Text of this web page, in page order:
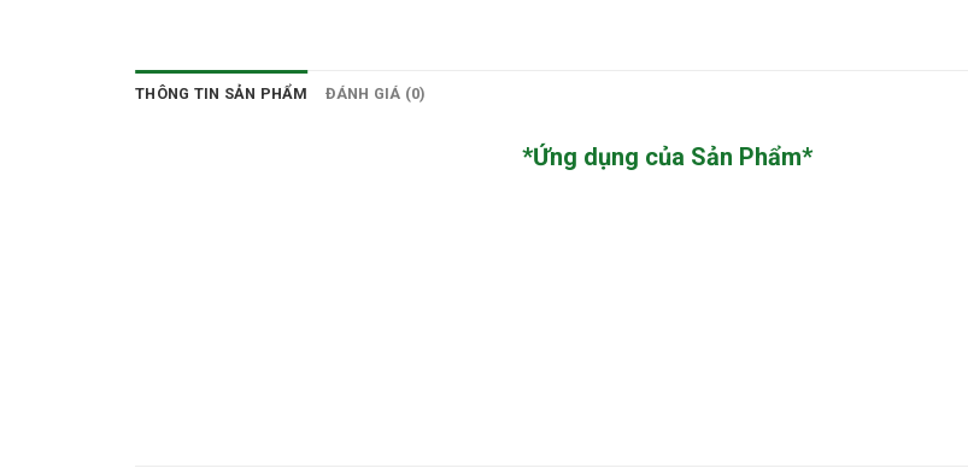
THÔNG TIN SẢN PHẨM ĐÁNH GIÁ (0)
*Ứng dụng của Sản Phẩm*